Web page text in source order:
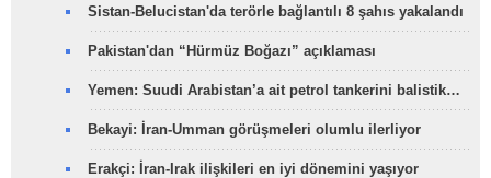
Sistan-Belucistan'da terörle bağlantılı 8 şahıs yakalandı
Pakistan'dan “Hürmüz Boğazı” açıklaması
Yemen: Suudi Arabistan’a ait petrol tankerini balistik…
Bekayi: İran-Umman görüşmeleri olumlu ilerliyor
Erakçi: İran-Irak ilişkileri en iyi dönemini yaşıyor